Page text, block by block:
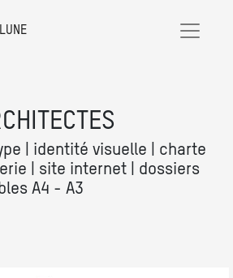
| identité visuelle | charte
| site internet | dossiers
A4 - A3